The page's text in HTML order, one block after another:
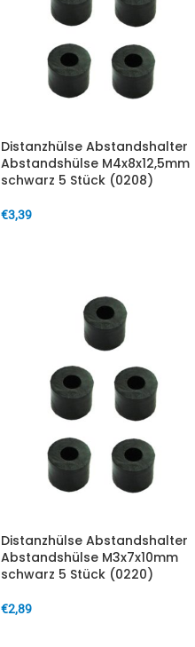
Distanzhülse Abstandshalter
Abstandshülse M4x8x12,5mm
schwarz 5 Stück (0208)
€3,39
Distanzhülse Abstandshalter
Abstandshülse M3x7x10mm
schwarz 5 Stück (0220)
€2,89